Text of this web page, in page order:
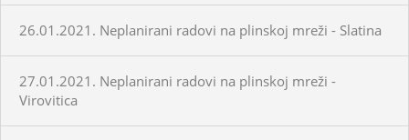
26.01.2021. Neplanirani radovi na plinskoj mreži - Slatina
27.01.2021. Neplanirani radovi na plinskoj mreži -
Virovitica